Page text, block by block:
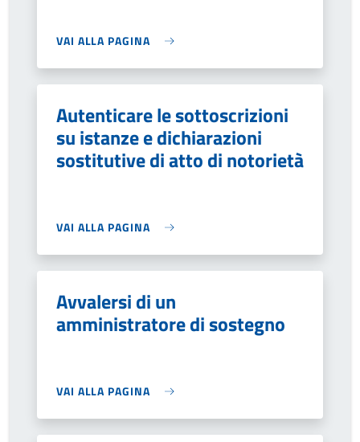
VAI ALLA PAGINA
Autenticare le sottoscrizioni
su istanze e dichiarazioni
sostitutive di atto di notorietà
VAI ALLA PAGINA
Avvalersi di un
amministratore di sostegno
VAI ALLA PAGINA